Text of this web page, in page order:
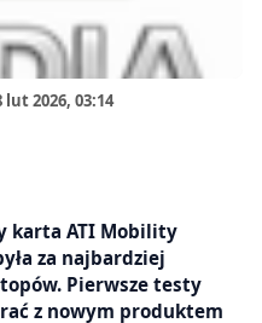
lut 2026, 03:14
karta ATI Mobility
za najbardziej
Pierwsze testy
z nowym produktem